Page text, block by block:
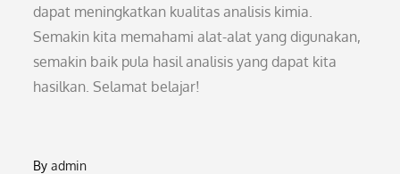
dapat meningkatkan kualitas analisis kimia.
Semakin kita memahami alat-alat yang digunakan,
semakin baik pula hasil analisis yang dapat kita
hasilkan. Selamat belajar!
Byadmin